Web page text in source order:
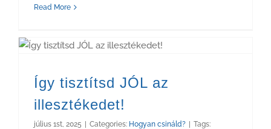
Read More
Így tisztítsd JÓL az
illesztékedet!
július 1st, 2025 | Categories: Hogyan csináld? | Tags: